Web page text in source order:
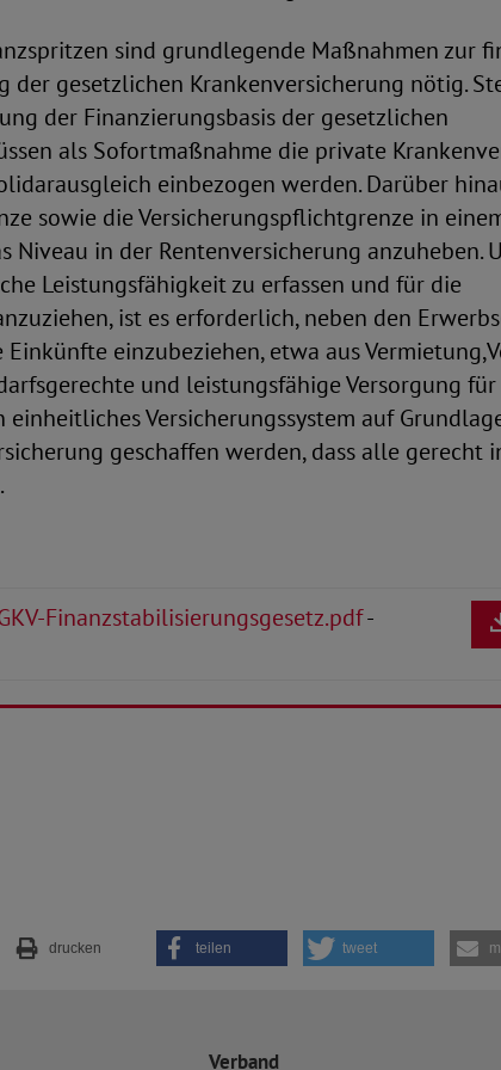
sind grundlegende Maßnahmen zur
der gesetzlichen Krankenversicherung nötig.
der Finanzierungsbasis der gesetzlichen
als Sofortmaßnahme die private
einbezogen werden. Darüber
sowie die Versicherungspflichtgrenze in
Niveau in der Rentenversicherung anzuheben.
Leistungsfähigkeit zu erfassen und für die
ist es erforderlich, neben den
einzubeziehen, etwa aus
und leistungsfähige Versorgung
einheitliches Versicherungssystem auf
geschaffen werden, dass alle gerecht
Finanzstabilisierungsgesetz.pdf-
drucken teilen tweet
Verband